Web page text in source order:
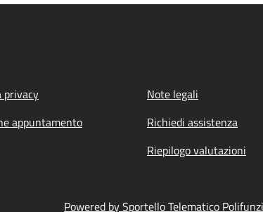
privacy
Note legali
appuntamento
Richiedi assistenza
Riepilogo valutazioni
Powered by Sportello Telematico